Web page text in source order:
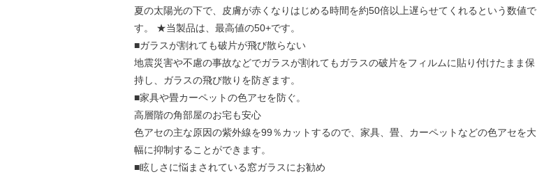
夏の太陽光の下で、皮膚が赤くなりはじめる時間を約50倍以上遅らせてくれるという数値で
す。 ★当製品は、最高値の50+です。
■ガラスが割れても破片が飛び散らない
地震災害や不慮の事故などでガラスが割れてもガラスの破片をフィルムに貼り付けたまま保
持し、ガラスの飛び散りを防ぎます。
■家具や畳カーペットの色アセを防ぐ。
高層階の角部屋のお宅も安心
色アセの主な原因の紫外線を99％カットするので、家具、畳、カーペットなどの色アセを大
幅に抑制することができます。
■眩しさに悩まされている窓ガラスにお勧め